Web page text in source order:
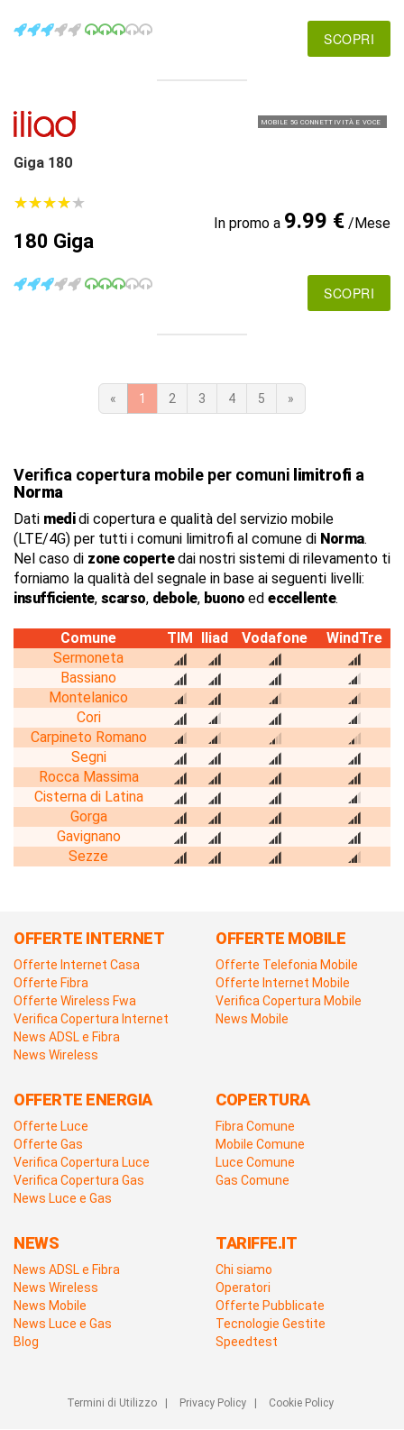
SCOPRI
MOBILE 5G CONNETTIVITÀ E VOCE
Giga 180
★★★★★
★★★★★
180 Giga
In promo a 9.99 €/Mese
SCOPRI
« 1 2 3 4 5 »
Verifica copertura mobile per comuni limitrofi a
Norma
Dati medidi copertura e qualità del servizio mobile
(LTE/4G) per tutti i comuni limitrofi al comune di Norma.
Nel caso di zone copertedai nostri sistemi di rilevamento ti
forniamo la qualità del segnale in base ai seguenti livelli:
insufficiente, scarso, debole, buono ed eccellente.
Comune TIM Iliad Vodafone
WindTre
Sermoneta
Bassiano
Montelanico
Cori
Carpineto Romano
Segni
Rocca Massima
Cisterna di Latina
Gorga
Gavignano
Sezze
OFFERTE INTERNET
Offerte Internet Casa
Offerte Fibra
Offerte Wireless Fwa
Verifica Copertura Internet
News ADSL e Fibra
News Wireless
OFFERTE MOBILE
Offerte Telefonia Mobile
Offerte Internet Mobile
Verifica Copertura Mobile
News Mobile
OFFERTE ENERGIA
Offerte Luce
Offerte Gas
Verifica Copertura Luce
Verifica Copertura Gas
News Luce e Gas
COPERTURA
Fibra Comune
Mobile Comune
Luce Comune
Gas Comune
NEWS
News ADSL e Fibra
News Wireless
News Mobile
News Luce e Gas
Blog
TARIFFE.IT
Chi siamo
Operatori
Offerte Pubblicate
Tecnologie Gestite
Speedtest
Termini di Utilizzo| Privacy Policy| Cookie Policy